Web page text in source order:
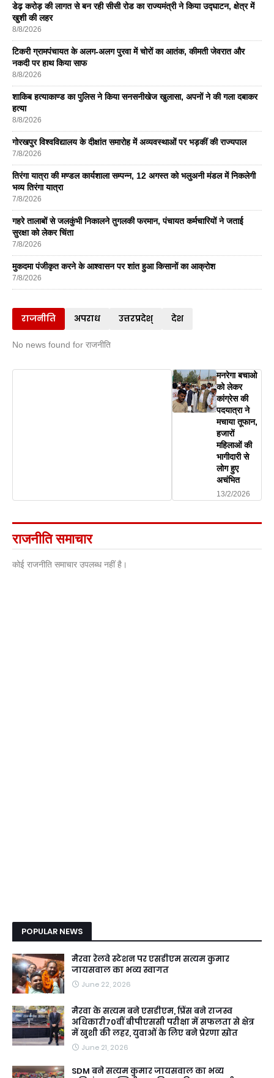
डेढ़ करोड़ की लागत से बन रही सीसी रोड का राज्यमंत्री ने किया उद्घाटन, क्षेत्र में
खुशी की लहर
8/8/2026
टिकरी ग्रामपंचायत के अलग-अलग पुरवा में चोरों का आतंक, कीमती जेवरात और
नकदी पर हाथ किया साफ
8/8/2026
शाकिब हत्याकाण्ड का पुलिस ने किया सनसनीखेज खुलासा, अपनों ने की गला दबाकर
हत्या
8/8/2026
गोरखपुर विश्वविद्यालय के दीक्षांत समारोह में अव्यवस्थाओं पर भड़कीं की राज्यपाल
7/8/2026
तिरंगा यात्रा की मण्डल कार्यशाला सम्पन्न, 12 अगस्त को भलुअनी मंडल में निकलेगी
भव्य तिरंगा यात्रा
7/8/2026
गहरे तालाबों से जलकुंभी निकालने तुगलकी फरमान, पंचायत कर्मचारियों ने जताई
सुरक्षा को लेकर चिंता
7/8/2026
मुकदमा पंजीकृत करने के आश्वासन पर शांत हुआ किसानों का आक्रोश
7/8/2026
राजनीति अपराध उत्तरप्रदेश् देश
No news found for राजनीति
मनरेगा बचाओ
को लेकर
कांग्रेस की
पदयात्रा ने
मचाया तूफान,
हजारों
महिलाओं की
भागीदारी से
लोग हुए
अचंभित
13/2/2026
राजनीति समाचार
कोई राजनीति समाचार उपलब्ध नहीं है।
POPULAR NEWS
मैरवा रेलवे स्टेशन पर एसडीएम सत्यम कुमार
जायसवाल का भव्य स्वागत
June 22, 2026
मैरवा के सत्यम बने एसडीएम, प्रिंस बने राजस्व
अधिकारी70वीं बीपीएससी परीक्षा में सफलता से क्षेत्र
में खुशी की लहर, युवाओं के लिए बने प्रेरणा स्रोत
June 21, 2026
SDM बने सत्यम कुमार जायसवाल का भव्य